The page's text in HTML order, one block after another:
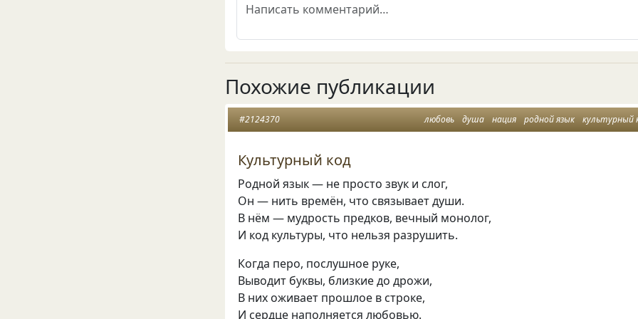
Похожие публикации
любовь душа нация родной язык культурный
#2124370
Культурный код
Родной язык — не просто звук и слог,
Он — нить времён, что связывает души.
В нём — мудрость предков, вечный монолог,
И код культуры, что нельзя разрушить.
Когда перо, послушное руке,
Выводит буквы, близкие до дрожи,
В них оживает прошлое в строке,
И сердце наполняется любовью.